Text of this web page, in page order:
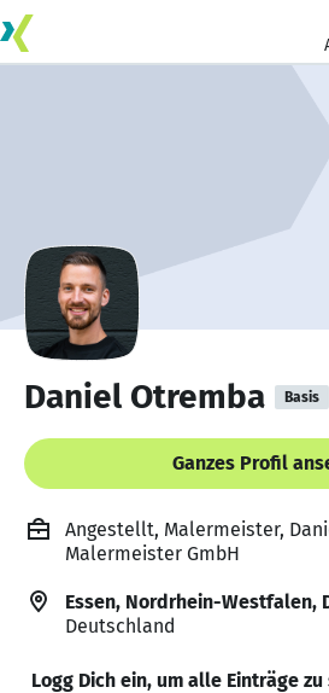
Daniel Otremba Basis
Ganzes Profil
Angestellt, Malermeister,
Malermeister GmbH
Essen, Nordrhein-Westfalen,
Deutschland
Logg Dich ein, um alle Einträge zu